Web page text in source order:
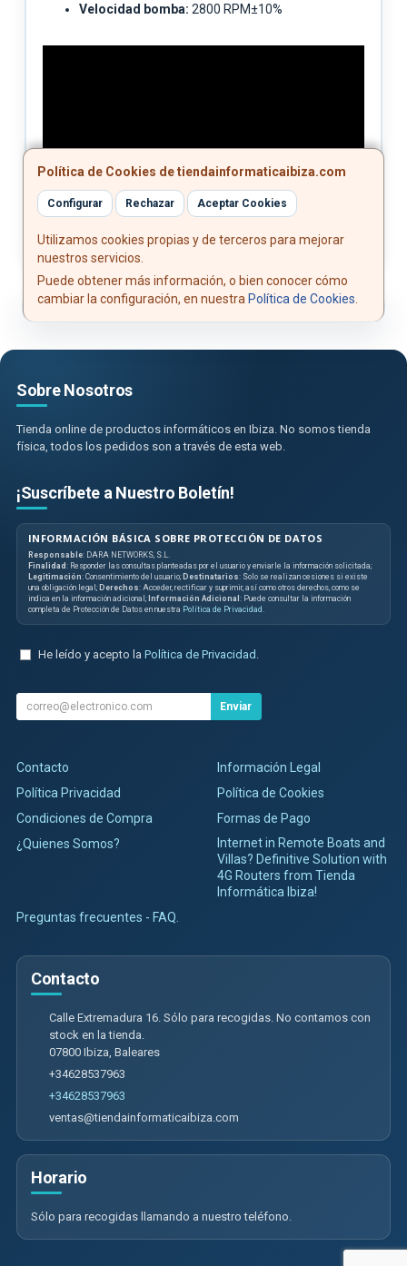
Velocidad bomba: 2800 RPM±10%
Política de Cookies de tiendainformaticaibiza.com
Configurar Rechazar Aceptar Cookies
Utilizamos cookies propias y de terceros para mejorar
nuestros servicios.
Puede obtener más información, o bien conocer cómo
cambiar la configuración, en nuestra Política de Cookies
Sobre Nosotros
Tienda online de productos informáticos en Ibiza. No somos tienda
física, todos los pedidos son a través de esta web.
¡Suscríbete a Nuestro Boletín!
INFORMACIÓN BÁSICA SOBRE PROTECCIÓN DE DATOS
Responsable: DARA NETWORKS, S.L.
Finalidad : Responder las consultas planteadas por el usuario y enviarle la información solicitada;
Legitimación: Consentimiento del usuario; Destinatarios: Solo se realizan cesiones si existe
una obligación legal; Derechos: Acceder, rectificar y suprimir, así como otros derechos, como se
indica en la información adicional; Información Adicional : Puede consultar la información
completa de Protección de Datos en nuestra Política de Privacidad
He leído y acepto la Política de Privacidad
Enviar
Contacto
Información Legal
Política Privacidad
Política de Cookies
Condiciones de Compra
Formas de Pago
¿Quienes Somos?
Internet in Remote Boats and
Villas? Definitive Solution with
4G Routers from Tienda
Informática Ibiza!
Preguntas frecuentes - FAQ.
Contacto
Calle Extremadura 16. Sólo para recogidas. No contamos con
stock en la tienda.
07800 Ibiza Baleares
+34628537963
+34628537963
ventas@tiendainformaticaibiza.com
Horario
Sólo para recogidas llamando a nuestro teléfono.